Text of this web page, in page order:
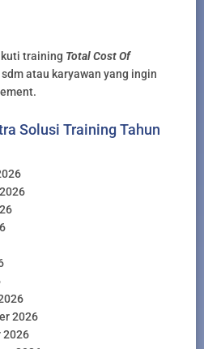
training Total Cost Of
atau karyawan yang ingin
Solusi Training Tahun
2026
2026